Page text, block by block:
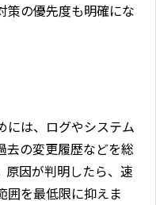
策の優先度も明確にな
には、ログやシステム
去の変更履歴などを総
原因が判明したら、速
囲を最低限に抑えま